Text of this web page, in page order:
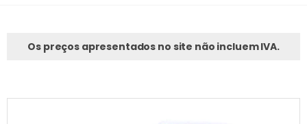
Os preços apresentados no site não incluem IVA.